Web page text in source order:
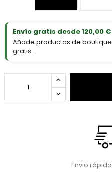
Envío gratis desde 120,00
Añade productos de
gratis.
Envio